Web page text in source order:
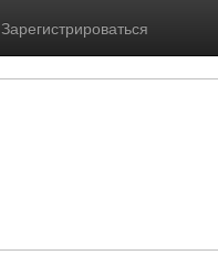
Зарегистрироваться